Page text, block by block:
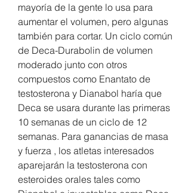
mayoría de la gente lo usa para
aumentar el volumen, pero algunas
también para cortar. Un ciclo común
de Deca-Durabolin de volumen
moderado junto con otros
compuestos como Enantato de
testosterona y Dianabol haría que
Deca se usara durante las primeras
10 semanas de un ciclo de 12
semanas. Para ganancias de masa
y fuerza , los atletas interesados
aparejarán la testosterona con
esteroides orales tales como